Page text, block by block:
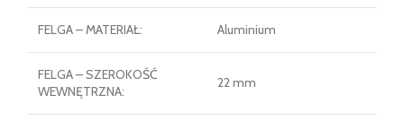
FELGA – MATERIAŁ: Aluminium
FELGA – SZEROKOŚĆ
WEWNĘTRZNA:
22 mm